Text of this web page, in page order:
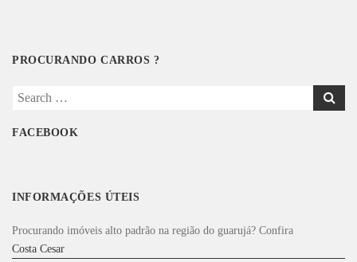
PROCURANDO CARROS ?
Search
FACEBOOK
INFORMAÇÕES ÚTEIS
Procurando imóveis alto padrão na região do guarujá? Confira
Costa Cesar